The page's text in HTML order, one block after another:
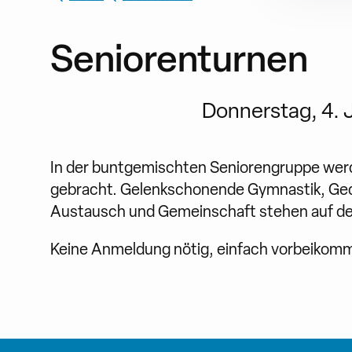
Seniorenturnen
Donnerstag, 4.
In der buntgemischten Seniorengruppe
gebracht. Gelenkschonende Gymnastik,
Austausch und Gemeinschaft stehen auf
Keine Anmeldung nötig, einfach